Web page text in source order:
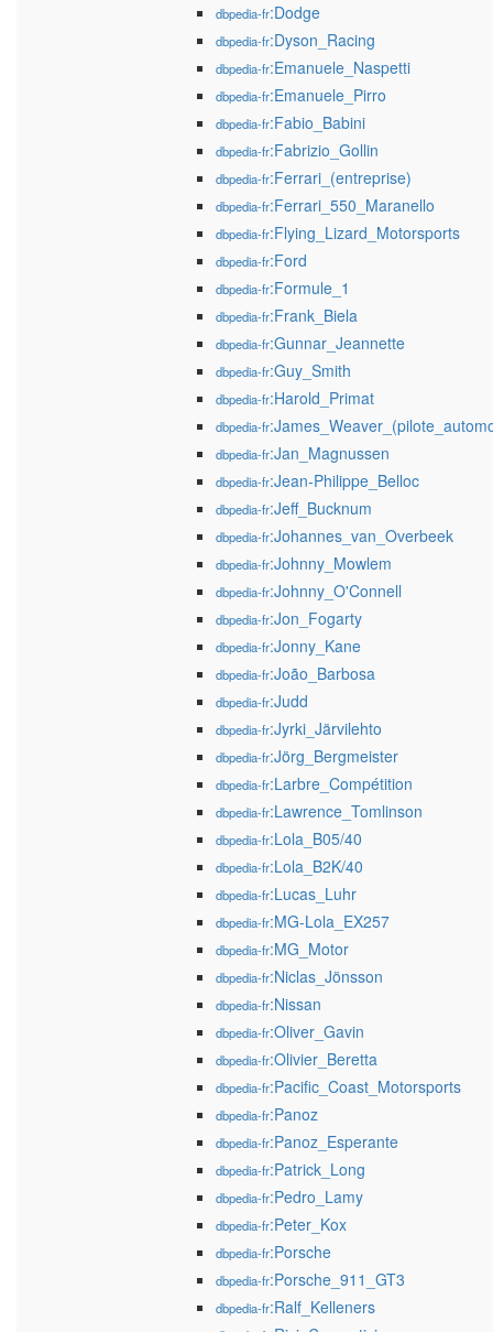
dbpedia-fr:Dodge
dbpedia-fr:Dyson_Racing
dbpedia-fr:Emanuele_Naspetti
dbpedia-fr:Emanuele_Pirro
dbpedia-fr:Fabio_Babini
dbpedia-fr:Fabrizio_Gollin
dbpedia-fr:Ferrari_(entreprise)
dbpedia-fr:Ferrari_550_Maranello
dbpedia-fr:Flying_Lizard_Motorsports
dbpedia-fr:Ford
dbpedia-fr:Formule_1
dbpedia-fr:Frank_Biela
dbpedia-fr:Gunnar_Jeannette
dbpedia-fr:Guy_Smith
dbpedia-fr:Harold_Primat
dbpedia-fr
dbpedia-fr:Jan_Magnussen
dbpedia-fr:Jean-Philippe_Belloc
dbpedia-fr:Jeff_Bucknum
dbpedia-fr:Johannes_van_Overbeek
dbpedia-fr:Johnny_Mowlem
dbpedia-fr:Johnny_O'Connell
dbpedia-fr:Jon_Fogarty
dbpedia-fr:Jonny_Kane
dbpedia-fr:João_Barbosa
dbpedia-fr:Judd
dbpedia-fr:Jyrki_Järvilehto
dbpedia-fr:Jörg_Bergmeister
dbpedia-fr:Larbre_Compétition
dbpedia-fr:Lawrence_Tomlinson
dbpedia-fr:Lola_B05/40
dbpedia-fr:Lola_B2K/40
dbpedia-fr:Lucas_Luhr
dbpedia-fr:MG-Lola_EX257
dbpedia-fr:MG_Motor
dbpedia-fr:Niclas_Jönsson
dbpedia-fr:Nissan
dbpedia-fr:Oliver_Gavin
dbpedia-fr:Olivier_Beretta
dbpedia-fr:Pacific_Coast_Motorsports
dbpedia-fr:Panoz
dbpedia-fr:Panoz_Esperante
dbpedia-fr:Patrick_Long
dbpedia-fr:Pedro_Lamy
dbpedia-fr:Peter_Kox
dbpedia-fr:Porsche
dbpedia-fr:Porsche_911_GT3
dbpedia-fr:Ralf_Kelleners